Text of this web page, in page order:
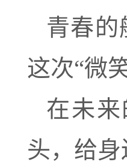
青春的
这次“微
在未
头，给